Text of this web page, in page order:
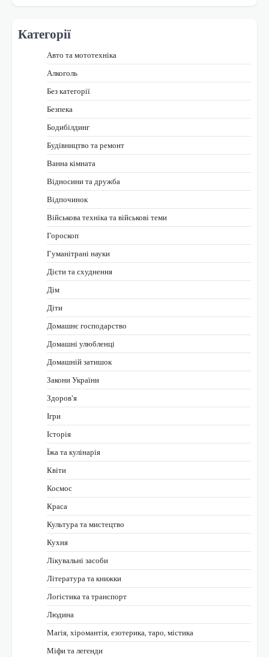
Категорії
Авто та мототехніка
Алкоголь
Без категорії
Безпека
Бодибілдинг
Будівництво та ремонт
Ванна кімната
Відносини та дружба
Відпочинок
Військова техніка та військові теми
Гороскоп
Гуманітрані науки
Дієти та схуднення
Дім
Діти
Домашнє господарство
Домашні улюбленці
Домашній затишок
Закони України
Здоров'я
Ігри
Історія
Їжа та кулінарія
Квіти
Космос
Краса
Культура та мистецтво
Кухня
Лікувальні засоби
Література та книжки
Логістика та транспорт
Людина
Магія, хіромантія, езотерика, таро, містика
Міфи та легенди